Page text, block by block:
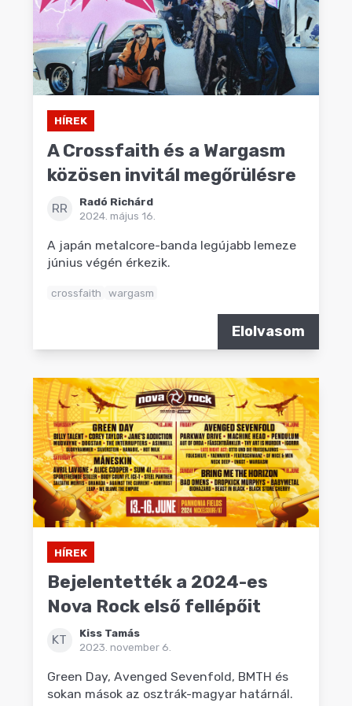
HÍREK
A Crossfaith és a Wargasm
közösen invitál megőrülésre
RR
Radó Richárd
2024. május 16.
A japán metalcore-banda legújabb lemeze
június végén érkezik.
crossfaith wargasm
Elolvasom
HÍREK
Bejelentették a 2024-es
Nova Rock első fellépőit
KT
Kiss Tamás
2023. november 6.
Green Day, Avenged Sevenfold, BMTH és
sokan mások az osztrák-magyar határnál.